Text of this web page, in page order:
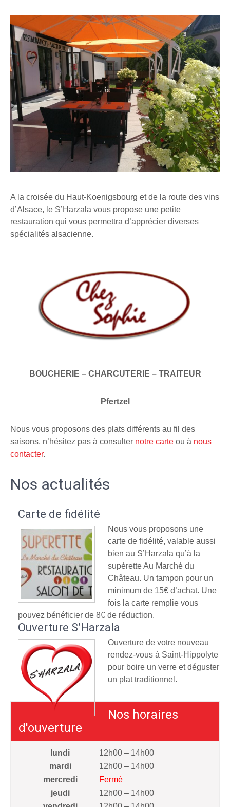
A la croisée du Haut-Koenigsbourg et de la route des vins
d’Alsace, le S’Harzala vous propose une petite
restauration qui vous permettra d’apprécier diverses
spécialités alsacienne.
BOUCHERIE – CHARCUTERIE – TRAITEUR
Pfertzel
Nous vous proposons des plats différents au fil des
saisons, n’hésitez pas à consulter notre carte ou à nous
contacter.
Nos actualités
Carte de fidélité
Nous vous proposons une
carte de fidélité, valable aussi
bien au S’Harzala qu’à la
supérette Au Marché du
Château. Un tampon pour un
minimum de 15€ d’achat. Une
fois la carte remplie vous
pouvez bénéficier de 8€ de réduction.
Ouverture S’Harzala
Ouverture de votre nouveau
rendez-vous à Saint-Hippolyte
pour boire un verre et déguster
un plat traditionnel.
Nos horaires
d'ouverture
lundi
12h00 – 14h00
mardi
12h00 – 14h00
mercredi
Fermé
jeudi
12h00 – 14h00